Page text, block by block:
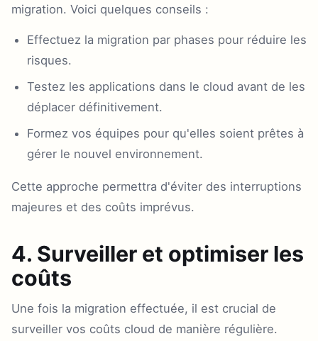
migration. Voici quelques conseils :
Effectuez la migration par phases pour réduire les
risques.
Testez les applications dans le cloud avant de les
déplacer définitivement.
Formez vos équipes pour qu'elles soient prêtes à
gérer le nouvel environnement.
Cette approche permettra d'éviter des interruptions
majeures et des coûts imprévus.
4. Surveiller et optimiser les
coûts
Une fois la migration effectuée, il est crucial de
surveiller vos coûts cloud de manière régulière.